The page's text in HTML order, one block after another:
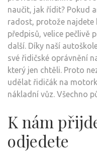
naučit, jak řídit? Pokud
radost, protože
předpisů, velice pečlivě
další. Díky naší
své řidičské oprávnění
který jen chtěli. Proto
udělat řidičák na
nákladní vůz. Všechno
K nám
odjedete